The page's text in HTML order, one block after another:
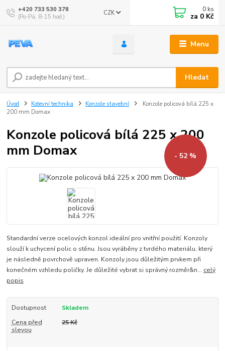
Menu
CZK
Hledat
+420 733 530 378
(Po-Pá, 8-15 hod.)
0 ks
za 0 Kč
Úvod Kotevní technika Konzole stavební
Konzole policová bílá 225 x
200 mm Domax
Konzole policová bílá 225 x 200
mm Domax
- 52 %
Standardní verze ocelových konzol ideální pro vnitřní použití. Konzoly
slouží k uchycení polic o stěnu. Jsou vyráběny z tvrdého materiálu, který
je následně povrchově upraven. Konzoly jsou důležitým prvkem při
konečném vzhledu poličky. Je důležité vybrat si správný rozměr&n... celý
popis
Dostupnost
Skladem
Cena před
slevou
25 Kč